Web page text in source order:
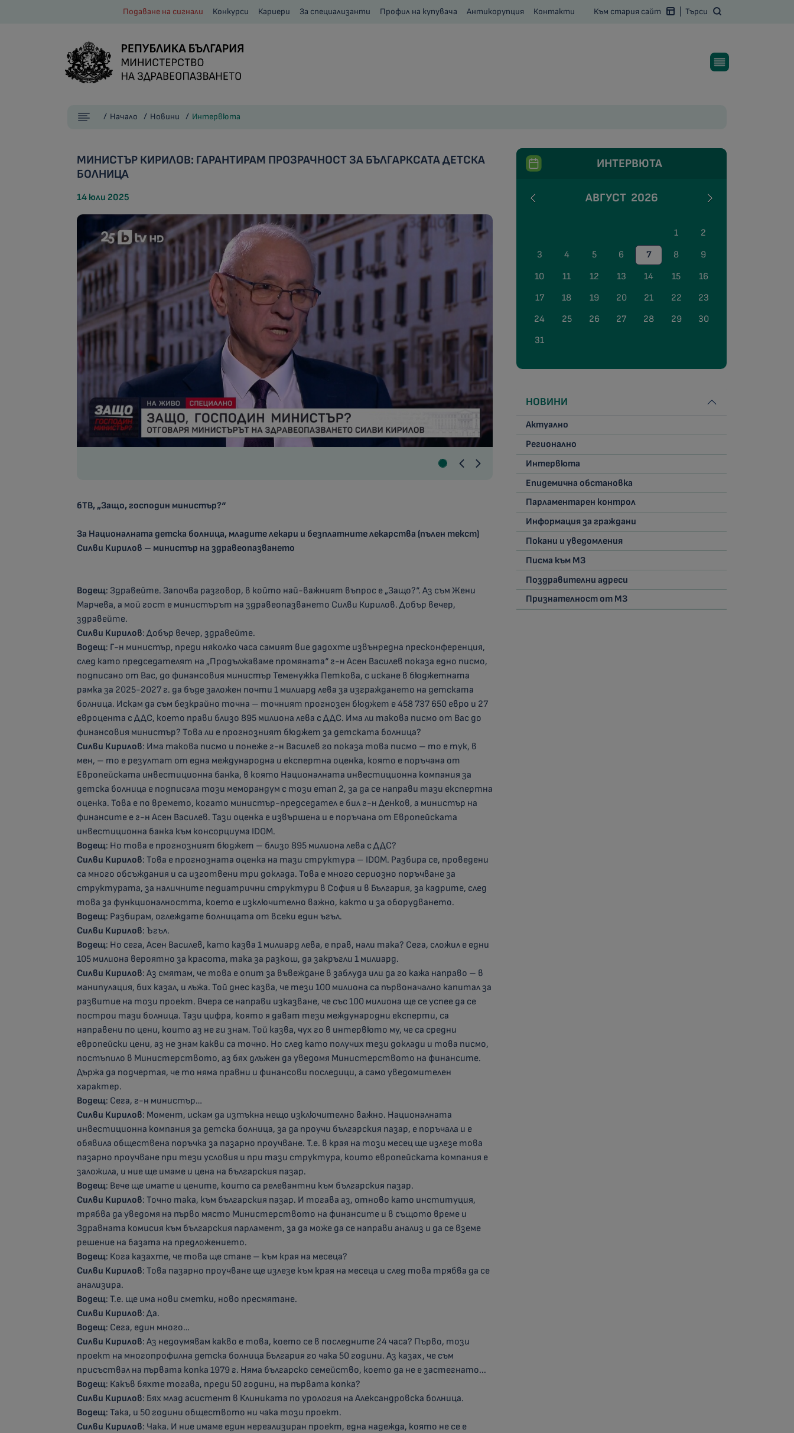
Подаване на сигнали Конкурси Кариери За специализанти Профил на купувача Антикорупция Контакти Към стария сайт Търси
Начало Новини Интервюта
МИНИСТЪР КИРИЛОВ: ГАРАНТИРАМ ПРОЗРАЧНОСТ ЗА БЪЛГАРКСАТА ДЕТСКА
БОЛНИЦА
14 юли 2025
бТВ, „Защо, господин министър?“
За Националната детска болница, младите лекари и безплатните лекарства (пълен текст)
Силви Кирилов – министър на здравеопазването
Водещ: Здравейте. Започва разговор, в който най-важният въпрос е „Защо?“. Аз съм Жени
Марчева, а мой гост е министърът на здравеопазването Силви Кирилов. Добър вечер,
здравейте.
Силви Кирилов: Добър вечер, здравейте.
Водещ: Г-н министър, преди няколко часа самият вие дадохте извънредна пресконференция,
след като председателят на „Продължаваме промяната“ г-н Асен Василев показа едно писмо,
подписано от Вас, до финансовия министър Теменужка Петкова, с искане в бюджетната
рамка за 2025-2027 г. да бъде заложен почти 1 милиард лева за изграждането на детската
болница. Искам да съм безкрайно точна – точният прогнозен бюджет е 458 737 650 евро и 27
евроцента с ДДС, което прави близо 895 милиона лева с ДДС. Има ли такова писмо от Вас до
финансовия министър? Това ли е прогнозният бюджет за детската болница?
Силви Кирилов: Има такова писмо и понеже г-н Василев го показа това писмо – то е тук, в
мен, – то е резултат от една международна и експертна оценка, която е поръчана от
Европейската инвестиционна банка, в която Националната инвестиционна компания за
детска болница е подписала този меморандум с този етап 2, за да се направи тази експертна
оценка. Това е по времето, когато министър-председател е бил г-н Денков, а министър на
финансите е г-н Асен Василев. Тази оценка е извършена и е поръчана от Европейската
инвестиционна банка към консорциума IDOМ.
Водещ: Но това е прогнозният бюджет – близо 895 милиона лева с ДДС?
Силви Кирилов: Това е прогнозната оценка на тази структура – IDOМ. Разбира се, проведени
са много обсъждания и са изготвени три доклада. Това е много сериозно поръчване за
структурата, за наличните педиатрични структури в София и в България, за кадрите, след
това за функционалността, което е изключително важно, както и за оборудването.
Водещ: Разбирам, оглеждате болницата от всеки един ъгъл.
Силви Кирилов: Ъгъл.
Водещ: Но сега, Асен Василев, като казва 1 милиард лева, е прав, нали така? Сега, сложил е едни
105 милиона вероятно за красота, така за разкош, да закръгли 1 милиард.
Силви Кирилов: Аз смятам, че това е опит за въвеждане в заблуда или да го кажа направо – в
манипулация, бих казал, и лъжа. Той днес казва, че тези 100 милиона са първоначално капитал за
развитие на този проект. Вчера се направи изказване, че със 100 милиона ще се успее да се
построи тази болница. Тази цифра, която я дават тези международни експерти, са
направени по цени, които аз не ги знам. Той казва, чух го в интервюто му, че са средни
европейски цени, аз не знам какви са точно. Но след като получих тези доклади и това писмо,
постъпило в Министерството, аз бях длъжен да уведомя Министерството на финансите.
Държа да подчертая, че то няма правни и финансови последици, а само уведомителен
характер.
Водещ: Сега, г-н министър…
Силви Кирилов: Момент, искам да изтъкна нещо изключително важно. Националната
инвестиционна компания за детска болница, за да проучи българския пазар, е поръчала и е
обявила обществена поръчка за пазарно проучване. Т.е. в края на този месец ще излезе това
пазарно проучване при тези условия и при тази структура, които европейската компания е
заложила, и ние ще имаме и цена на българския пазар.
Водещ: Вече ще имате и цените, които са релевантни към българския пазар.
Силви Кирилов: Точно така, към българския пазар. И тогава аз, отново като институция,
трябва да уведомя на първо място Министерството на финансите и в същото време и
Здравната комисия към българския парламент, за да може да се направи анализ и да се вземе
решение на базата на предложението.
Водещ: Кога казахте, че това ще стане – към края на месеца?
Силви Кирилов: Това пазарно проучване ще излезе към края на месеца и след това трябва да се
анализира.
Водещ: Т.е. ще има нови сметки, ново пресмятане.
Силви Кирилов: Да.
Водещ: Сега, един много…
Силви Кирилов: Аз недоумявам какво е това, което се в последните 24 часа? Първо, този
проект на многопрофилна детска болница България го чака 50 години. Аз казах, че съм
присъствал на първата копка 1979 г. Няма българско семейство, което да не е застегнато...
Водещ: Какъв бяхте тогава, преди 50 години, на първата копка?
Силви Кирилов: Бях млад асистент в Клиниката по урология на Александровска болница.
Водещ: Така, и 50 години обществото ни чака този проект.
Силви Кирилов: Чака. И ние имаме един нереализиран проект, една надежда, която не се е
ИНТЕРВЮТА
АВГУСТ 2026
1
2
3
4 5 6 7 8
9
10
11 12 13 14 15
16
17
18 19 20 21 22
23
24
25 26 27 28 29
30
31
НОВИНИ
Актуално
Регионално
Интервюта
Епидемична обстановка
Парламентарен контрол
Информация за граждани
Покани и уведомления
Писма към МЗ
Поздравителни адреси
Признателност от МЗ